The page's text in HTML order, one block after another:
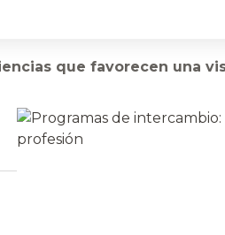
que favorecen una